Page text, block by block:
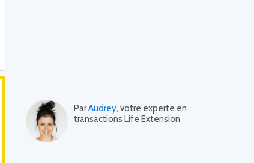
ParAudrey, votre experte en
transactions Life Extension